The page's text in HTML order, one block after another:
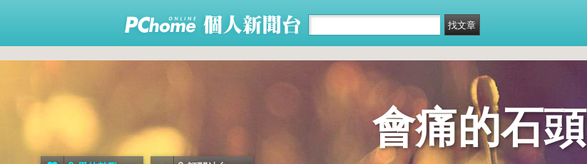
會痛的石頭